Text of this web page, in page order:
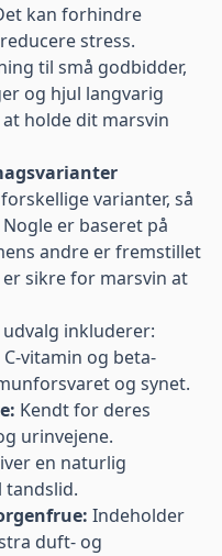
kan forhindre
stress.
til små godbidder,
og hjul langvarig
holde dit marsvin
varianter, så
er baseret på
andre er fremstillet
sikre for marsvin at
inkluderer:
C-vitamin og beta-
og synet.
Kendt for deres
urinvejene.
en naturlig
tandslid.
Indeholder
duft- og